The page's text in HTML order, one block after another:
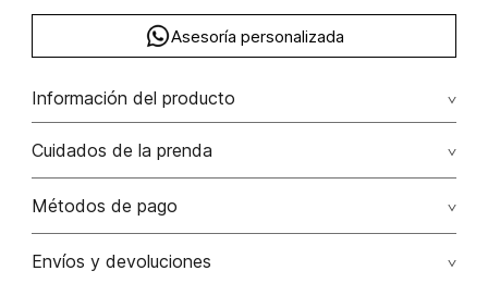
Asesoría personalizada
Información del producto
Enterizo palazo manga sisa lino 55% rayón 45% 55.00%
lino/linen45.00% rayón/rayon
Cuidados de la prenda
Lavar a mano por separado / no dejar en remojo / no
Métodos de pago
Tarjetas de crédito: Visa, Dinners, Master Card y American
Envíos y devoluciones